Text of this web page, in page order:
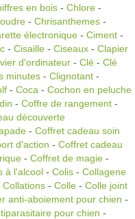
en bois - Chlore -
- Chrisanthemes -
électronique - Ciment -
- Cisaille - Ciseaux - Clapier
d'ordinateur - Clé - Clé
minutes - Clignotant -
- Coca - Cochon en peluche
- Coffre de rangement -
découverte
- Coffret cadeau soin
d'action - Coffret cadeau
- Coffret de magie -
à l'alcool - Colis - Collagene
Collations - Colle - Colle joint
anti-aboiement pour chien -
pour chien -